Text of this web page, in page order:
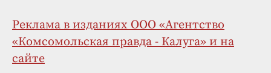
Реклама в изданиях ООО «Агентство
«Комсомольская правда - Калуга» и на
сайте